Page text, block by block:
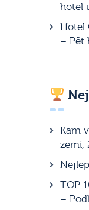
hotel
Hotel
– Pět
Kam
zemí,
TOP
–